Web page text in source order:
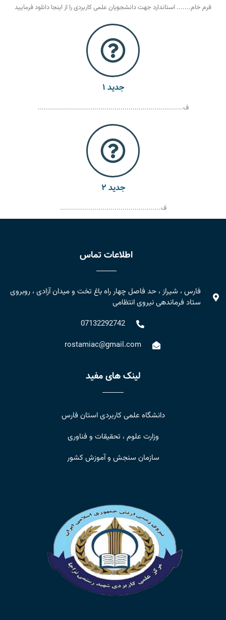
فرم خام....... استاندارد جهت دانشجویان علمی کاربردی را از اینجا دانلود فرمایید
جدید ۱
ف........................................................................
جدید ۲
ف..................................................
اطلاعات تماس
فارس ، شیراز ، حد فاصل چهار راه باغ تخت و میدان آزادی ، روبروی
ستاد فرماندهی نیروی انتظامی
07132292742
rostamiac@gmail.com
لینک های مفید
دانشگاه علمی کاربردی استان فارس
وزارت علوم ، تحقیقات و فناوری
سازمان سنجش و آموزش کشور